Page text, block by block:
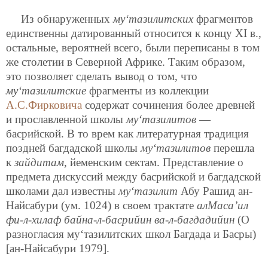
Из обнаруженныхму‘тазилитскихфрагментов
единственны датированный относится к концу XI в.,
остальные, вероятней всего, были переписаны в том
же столетии в Северной Африке. Таким образом,
это позволяет сделать вывод о том, что
му‘тазилитские фрагменты из коллекции
А.С.Фирковича содержат сочинения более древней
и прославленной школыму‘тазилитов —
басрийской. В то врем как литературная традиция
поздней багдадской школыму‘тазилитов перешла
к зайдитам, йеменским сектам. Представление о
предмета дискуссий между басрийской и багдадской
школами дал известныму‘тазилит Абу Рашид ан-
Найсабури (ум. 1024) в своем трактате алМаса’ил
фи-л-хилаф байна-л-басрийин ва-л-багдадийин (О
разногласия му‘тазилитских школ Багдада и Басры)
[ан-Найсабури 1979].